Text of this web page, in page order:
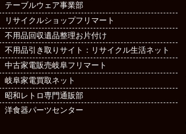
テーブルウェア事業部
リサイクルショップフリマート
不用品回収遺品整理お片付け
不用品引き取りサイト：リサイクル生活ネット
中古家電販売岐阜フリマート
岐阜家電買取ネット
昭和レトロ専門通販部
洋食器パーツセンター